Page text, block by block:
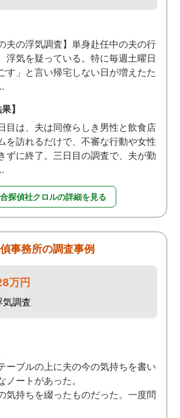
上に、かな
士に関するア
き繋いで下さ
に感謝してい
夫の浮気調査】単身赴任中の夫の行
浮気を疑っている。特に毎週土曜日
す」と言い帰宅しない日が増えたた
】
目は、夫は同僚らしき男性と飲食店
を訪れるだけで、不審な行動や女性
ずに終了。三日目の調査で、夫が勤
探偵社クロルの詳細を見る
事務所の調査事例
万円
気調査
ーブルの上に夫の今の気持ちを書い
ノートがあった。
気持ちを綴ったものだった。一度問